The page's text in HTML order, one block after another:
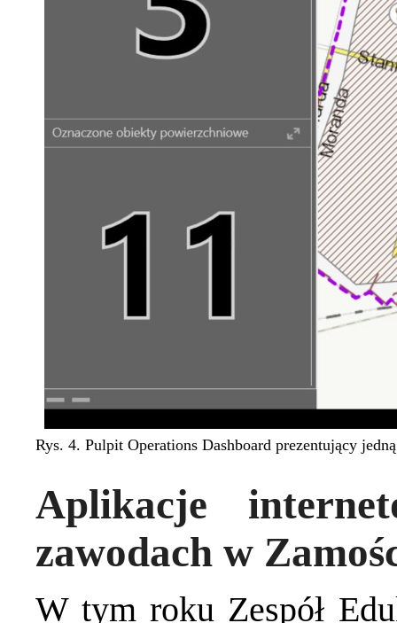
Rys. 4. Pulpit Operations Dashboard prezentujący
Aplikacje
zawodach w
W tym roku Zespół